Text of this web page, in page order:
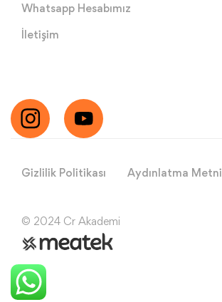
Whatsapp Hesabımız
İletişim
Gizlilik Politikası Aydınlatma Metni
© 2024 Cr Akademi